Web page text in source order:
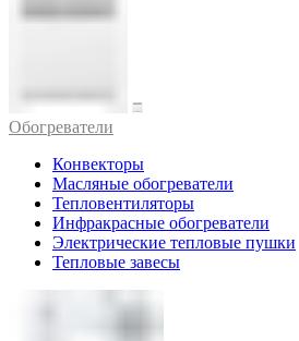
Обогреватели
Конвекторы
Масляные обогреватели
Тепловентиляторы
Инфракрасные обогреватели
Электрические тепловые пушки
Тепловые завесы